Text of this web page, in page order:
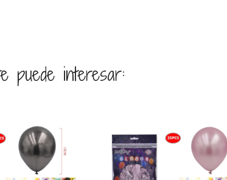
puede interesar:
Ver detalles Ver